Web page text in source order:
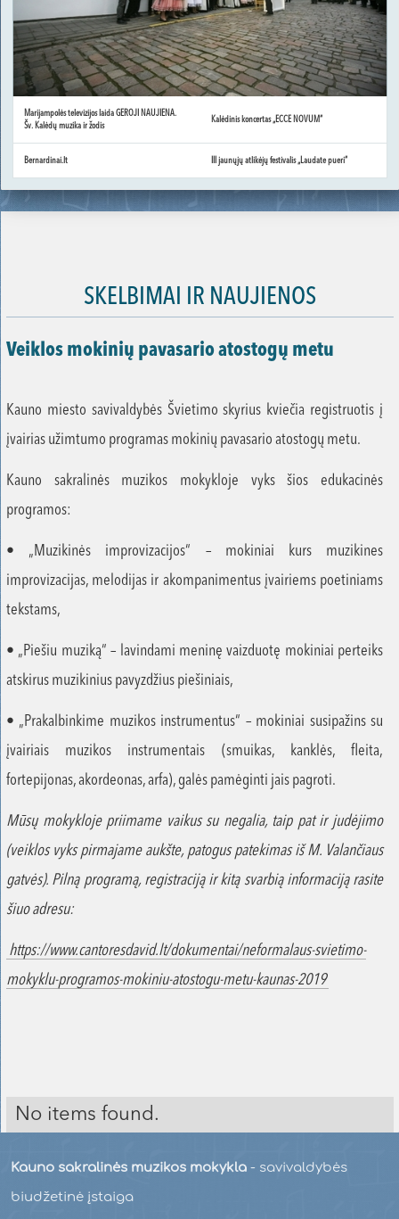
Marijampolės televizijos laida GEROJI NAUJIENA.
Šv. Kalėdų muzika ir žodis
Kalėdinis koncertas „ECCE NOVUM“
Bernardinai.lt III jaunųjų atlikėjų festivalis „Laudate pueri“
SKELBIMAI IR NAUJIENOS
Veiklos mokinių pavasario atostogų metu
Kauno miesto savivaldybės Švietimo skyrius kviečia registruotis į
įvairias užimtumo programas mokinių pavasario atostogų metu.
Kauno sakralinės muzikos mokykloje vyks šios edukacinės
programos:
• „Muzikinės improvizacijos“ – mokiniai kurs muzikines
improvizacijas, melodijas ir akompanimentus įvairiems poetiniams
tekstams,
• „Piešiu muziką“ – lavindami meninę vaizduotę mokiniai perteiks
atskirus muzikinius pavyzdžius piešiniais,
• „Prakalbinkime muzikos instrumentus“ – mokiniai susipažins su
įvairiais muzikos instrumentais (smuikas, kanklės, fleita,
fortepijonas, akordeonas, arfa), galės pamėginti jais pagroti.
Mūsų mokykloje priimame vaikus su negalia, taip pat ir judėjimo
(veiklos vyks pirmajame aukšte, patogus patekimas iš M. Valančiaus
gatvės). Pilną programą, registraciją ir kitą svarbią informaciją rasite
šiuo adresu:
https://www.cantoresdavid.lt/dokumentai/neformalaus-svietimo-
mokyklu-programos-mokiniu-atostogu-metu-kaunas-2019
No items found.
Kauno sakralinės muzikos mokykla - savivaldybės
biudžetinė įstaiga